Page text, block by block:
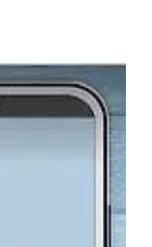
것이다. ‘강대
부 장관 후보 김연